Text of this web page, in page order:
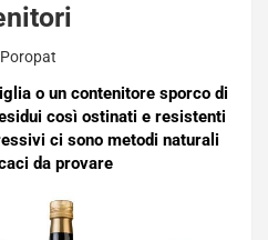
o un contenitore sporco di
così ostinati e resistenti
ci sono metodi naturali
da provare